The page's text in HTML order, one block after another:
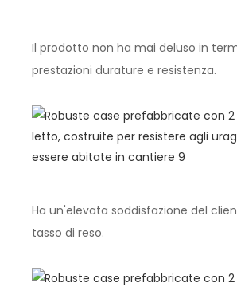
Il prodotto non ha mai deluso in
prestazioni durature e resistenza.
Ha un'elevata soddisfazione del
tasso di reso.